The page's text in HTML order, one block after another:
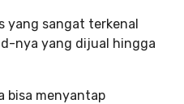
yang sangat terkenal
nya yang dijual hingga
bisa menyantap